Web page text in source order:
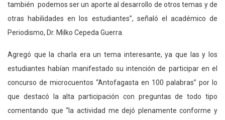
también podemos ser un aporte al desarrollo de otros temas y de
otras habilidades en los estudiantes”, señaló el académico de
Periodismo, Dr. Milko Cepeda Guerra.
Agregó que la charla era un tema interesante, ya que las y los
estudiantes habían manifestado su intención de participar en el
concurso de microcuentos “Antofagasta en 100 palabras” por lo
que destacó la alta participación con preguntas de todo tipo
comentando que “la actividad me dejó plenamente conforme y